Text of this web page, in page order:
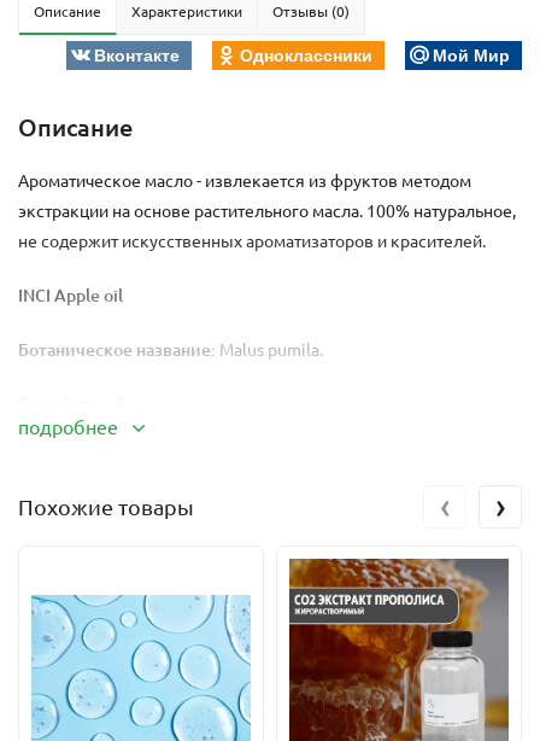
Описание Характеристики Отзывы (0)
Вконтакте Одноклассники Мой Мир
Описание
Ароматическое масло - извлекается из фруктов методом
экстракции на основе растительного масла. 100% натуральное,
не содержит искусственных ароматизаторов и красителей.
INCI Apple oil
Ботаническое название: Malus pumila.
Используемые части:
Относительная плотность: 0.910
Показатель преломления:
Область применения эфирного масла яблока зависит от его
подробнее
Похожие товары ‹ ›